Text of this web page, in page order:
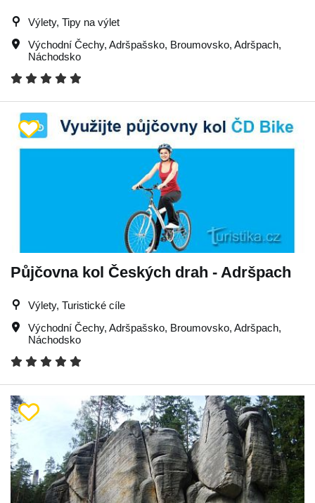
Výlety, Tipy na výlet
Východní Čechy, Adršpašsko, Broumovsko, Adršpach,
Náchodsko
Půjčovna kol Českých drah - Adršpach
Výlety, Turistické cíle
Východní Čechy, Adršpašsko, Broumovsko, Adršpach,
Náchodsko